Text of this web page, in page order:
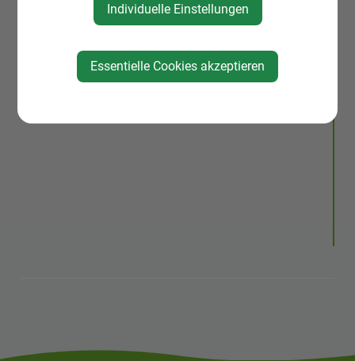
Individuelle Einstellungen
Essentielle Cookies akzeptieren